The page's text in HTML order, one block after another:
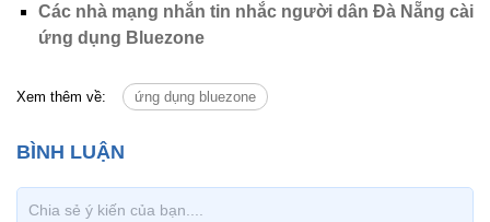
Các nhà mạng nhắn tin nhắc người dân Đà Nẵng cài
ứng dụng Bluezone
Xem thêm về: ứng dụng bluezone